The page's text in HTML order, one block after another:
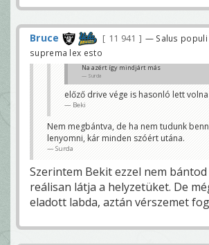
Bruce 11 941
— Salus populi
suprema lex esto
Na azért így mindjárt más
Surda
előző drive vége is hasonló lett
Beki
Nem megbántva, de ha nem tudunk
lenyomni, kár minden szóért utána.
Surda
Szerintem Bekit ezzel nem bántod
reálisan látja a helyzetüket. De
eladott labda, aztán vérszemet